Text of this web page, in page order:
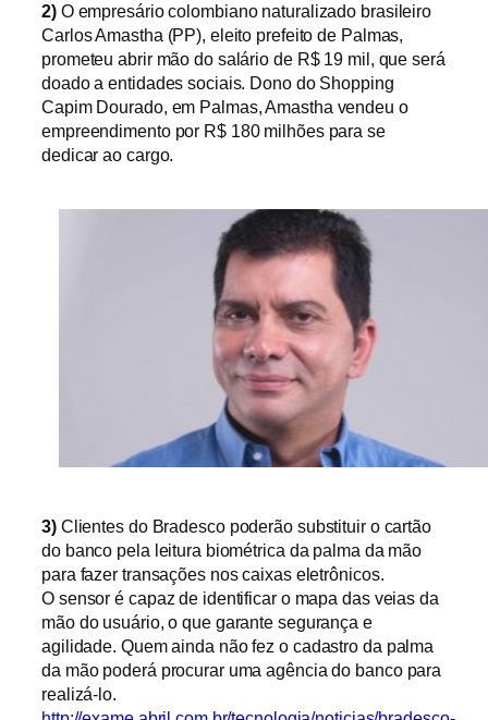
2)O empresário colombiano naturalizado brasileiro
Carlos Amastha (PP), eleito prefeito de Palmas,
prometeu abrir mão do salário de R$ 19 mil, que será
doado a entidades sociais. Dono do Shopping
Capim Dourado, em Palmas, Amastha vendeu o
empreendimento por R$ 180 milhões para se
dedicar ao cargo.
3)Clientes do Bradesco poderão substituir o cartão
do banco pela leitura biométrica da palma da mão
para fazer transações nos caixas eletrônicos.
O sensor é capaz de identificar o mapa das veias da
mão do usuário, o que garante segurança e
agilidade. Quem ainda não fez o cadastro da palma
da mão poderá procurar uma agência do banco para
realizá-lo.